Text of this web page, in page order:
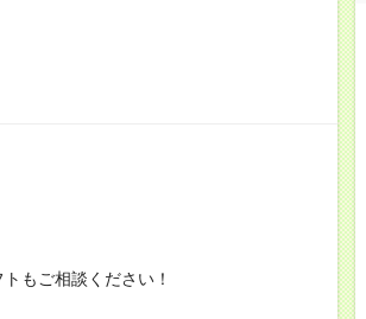
もご相談ください！